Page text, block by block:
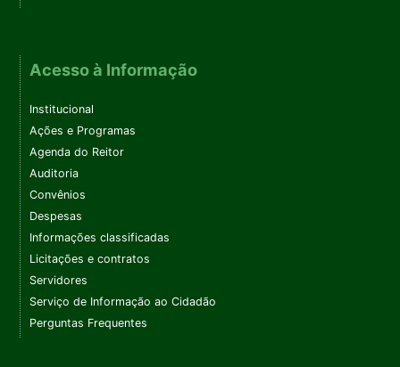
Acesso à Informação
Institucional
Ações e Programas
Agenda do Reitor
Auditoria
Convênios
Despesas
Informações classificadas
Licitações e contratos
Servidores
Serviço de Informação ao Cidadão
Perguntas Frequentes